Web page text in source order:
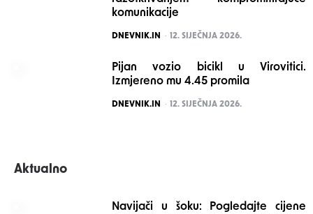
komunikacije
POSTED
DNEVNIK.IN 12. SIJEČNJA 2026.
Pijan vozio bicikl u Virovitici.
Izmjereno mu 4.45 promila
POSTED
DNEVNIK.IN 12. SIJEČNJA 2026.
Aktualno
Navijači u šoku: Pogledajte cijene